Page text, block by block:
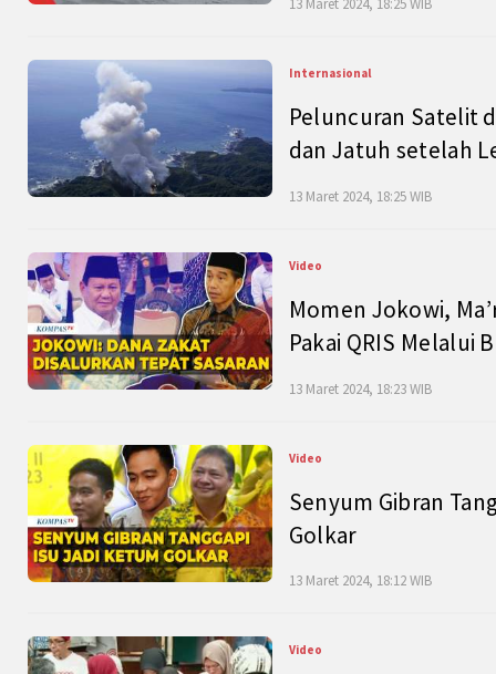
Internasional
Peluncuran Satelit
dan Jatuh setelah
13 Maret 2024, 18:25 WIB
Video
Momen Jokowi,
Pakai QRIS Melalui
13 Maret 2024, 18:23 WIB
Video
Senyum Gibran
Golkar
13 Maret 2024, 18:12 WIB
Video